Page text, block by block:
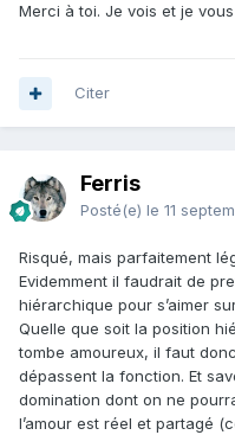
Merci à toi. Je vois et je
Citer
Ferris
Posté(e) le 11
Risqué, mais parfaitement
Evidemment il faudrait de
hiérarchique pour s’aimer
Quelle que soit la position
tombe amoureux, il faut
dépassent la fonction. Et
domination dont on ne
l’amour est réel et partagé